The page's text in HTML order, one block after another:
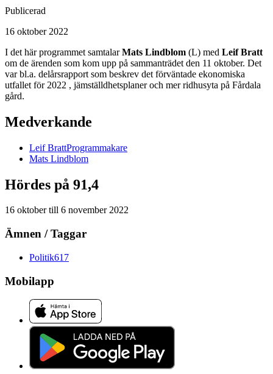
Publicerad
16 oktober 2022
I det här programmet samtalarMats Lindblom (L) med Leif Bratt
om de ärenden som kom upp på sammanträdet den 11 oktober. Det
var bl.a. delårsrapport som beskrev det förväntade ekonomiska
utfallet för 2022 , jämställdhetsplaner och mer ridhusyta på Fårdala
gård.
Medverkande
Leif BrattProgrammakare
Mats Lindblom
Hördes på 91,4
16 oktobertill 6 november 2022
Ämnen / Taggar
Politik617
Mobilapp